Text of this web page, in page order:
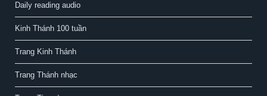
Daily reading audio
Kinh Thánh 100 tuần
Trang Kinh Thánh
Trang Thánh nhạc